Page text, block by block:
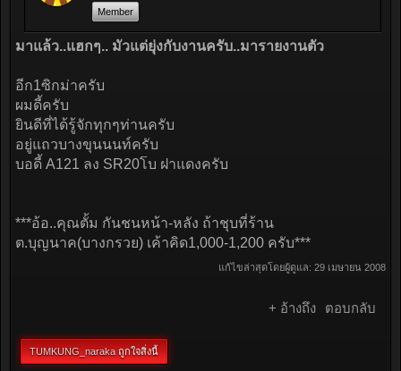
Member
มาแล้ว..แฮกๆ.. มัวแต่ยุ่งกับงานครับ..มารายงานตัว
อีก1ซิกม่าครับ
ผมดี้ครับ
ยินดีที่ได้รู้จักทุกๆท่านครับ
อยู่แถวบางขุนนนท์ครับ
บอดี้ A121 ลง SR20โบ ฝาแดงครับ
***อ้อ..คุณตั้ม กันชนหน้า-หลัง ถ้าชุบที่ร้าน
ต.บุญนาค(บางกรวย) เค้าคิด1,000-1,200 ครับ***
แก้ไขล่าสุดโดยผู้ดูแล: 29 เมษายน 2008
+ อ้างถึง ตอบกลับ
TUMKUNG_naraka ถูกใจสิ่งนี้